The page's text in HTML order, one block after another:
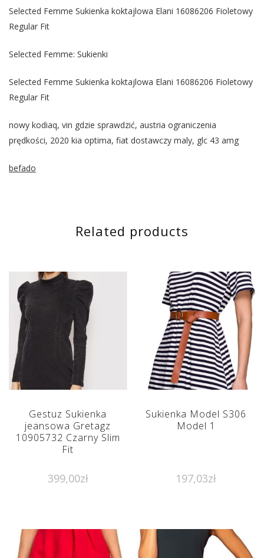
Selected Femme Sukienka koktajlowa Elani 16086206 Fioletowy
Regular Fit
Selected Femme: Sukienki
Selected Femme Sukienka koktajlowa Elani 16086206 Fioletowy
Regular Fit
nowy kodiaq, vin gdzie sprawdzić, austria ograniczenia
prędkości, 2020 kia optima, fiat dostawczy maly, glc 43 amg
befado
Related products
Gestuz Sukienka
jeansowa Gretagz
10905732 Czarny Slim
Fit
399,00zł
Sukienka Model S306
Model 1
197,03zł